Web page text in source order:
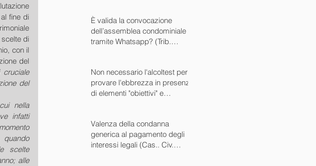
fine di
di
con il
del
del
nella
infatti
scelte
alle
È valida la convocazione
dell’assemblea condominiale
tramite Whatsapp? (Trib.
Non necessario l'alcoltest per
provare l'ebbrezza in presenza
di elementi "obiettivi" e
Valenza della condanna
generica al pagamento degli
interessi legali (Cas.. Civ.